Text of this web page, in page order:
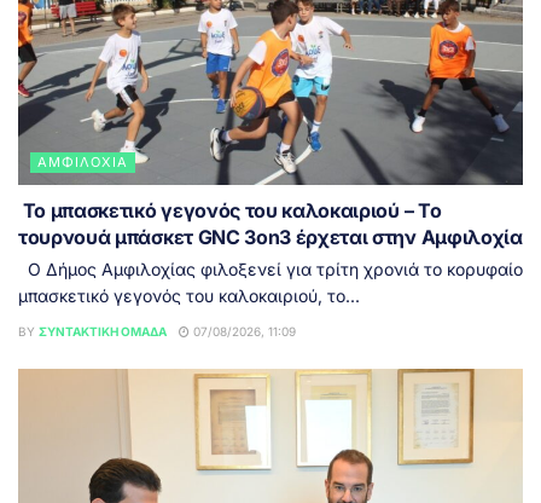
ΑΜΦΙΛΟΧΊΑ
Το μπασκετικό γεγονός του καλοκαιριού – Το
τουρνουά μπάσκετ GNC 3on3 έρχεται στην Αμφιλοχία
Ο Δήμος Αμφιλοχίας φιλοξενεί για τρίτη χρονιά το κορυφαίο
μπασκετικό γεγονός του καλοκαιριού, το...
BY ΣΥΝΤΑΚΤΙΚΉ ΟΜΆΔΑ 07/08/2026, 11:09